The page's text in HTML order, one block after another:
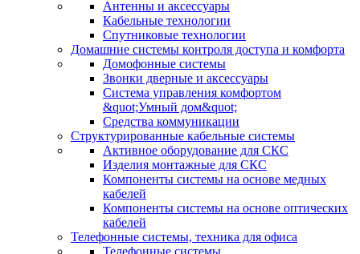
Антенны и аксессуары
Кабельные технологии
Спутниковые технологии
Домашние системы контроля доступа и комфорта
Домофонные системы
Звонки дверные и аксессуары
Система управления комфортом
&quot;Умный дом&quot;
Средства коммуникации
Структурированные кабельные системы
Активное оборудование для СКС
Изделия монтажные для СКС
Компоненты системы на основе медных
кабелей
Компоненты системы на основе оптических
кабелей
Телефонные системы, техника для офиса
Телефонные системы